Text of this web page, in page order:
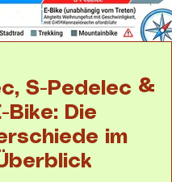
S-Pedelec &
Bike: Die
im